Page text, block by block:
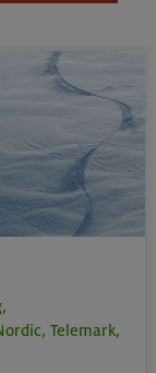
Telemark,